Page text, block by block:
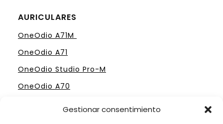
Gestionar consentimiento
AURICULARES
OneOdio A71M
OneOdio A71
OneOdio Studio Pro-M
OneOdio A70